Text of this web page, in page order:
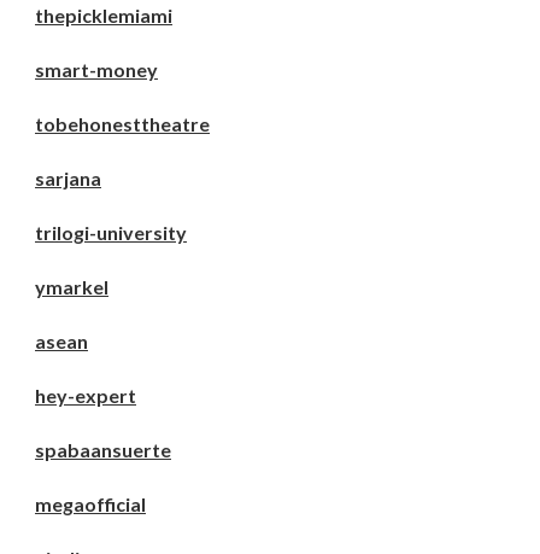
thepicklemiami
smart-money
tobehonesttheatre
sarjana
trilogi-university
ymarkel
asean
hey-expert
spabaansuerte
megaofficial